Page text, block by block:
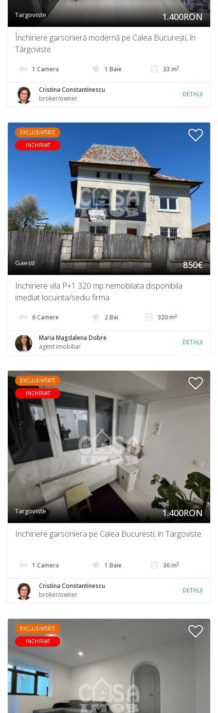
Targoviste 1.400RON
Închiriere garsonieră modernă pe Calea București, în
Târgoviste
1 Camera 1 Baie 33 m2
Cristina Constantinescu
broker/owner
DETALII
EXCLUSIVITATE
INCHIRIAT
Gaesti 850€
Inchiriere vila P+1 320 mp nemobilata disponibila
imediat locuinta/sediu firma
6 Camere 2 Bai 320 m2
Maria Magdalena Dobre
agent imobiliar
DETALII
EXCLUSIVITATE
INCHIRIAT
Targoviste 1.400RON
Inchiriere garsoniera pe Calea Bucuresti, in Targoviste
1 Camera 1 Baie 36 m2
Cristina Constantinescu
broker/owner
DETALII
EXCLUSIVITATE
INCHIRIAT